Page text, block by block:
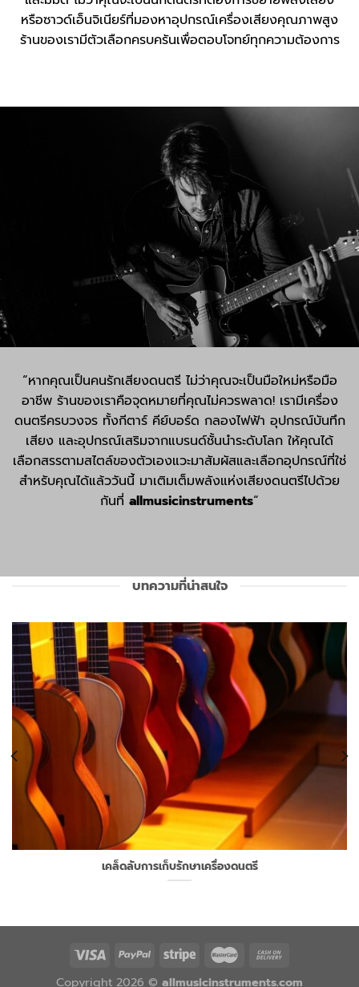
หรือซาวด์เอ็นจิเนียร์ที่มองหาอุปกรณ์เครื่องเสียงคุณภาพสูง
ร้านของเรามีตัวเลือกครบครันเพื่อตอบโจทย์ทุกความต้องการ
“หากคุณเป็นคนรักเสียงดนตรี ไม่ว่าคุณจะเป็นมือใหม่หรือมือ
อาชีพ ร้านของเราคือจุดหมายที่คุณไม่ควรพลาด! เรามีเครื่อง
ดนตรีครบวงจร ทั้งกีตาร์ คีย์บอร์ด กลองไฟฟ้า อุปกรณ์บันทึก
เสียง และอุปกรณ์เสริมจากแบรนด์ชั้นนำระดับโลก ให้คุณได้
เลือกสรรตามสไตล์ของตัวเองแวะมาสัมผัสและเลือกอุปกรณ์ที่ใช่
สำหรับคุณได้แล้ววันนี้ มาเติมเต็มพลังแห่งเสียงดนตรีไปด้วย
กันที่ allmusicinstruments“
บทความที่น่าสนใจ
เคล็ดลับการเก็บรักษาเครื่องดนตรี
Copyright 2026 © allmusicinstruments.com